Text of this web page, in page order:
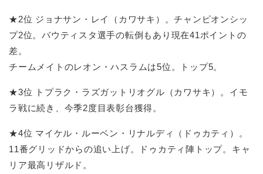
★2位 ジョナサン・レイ（カワサキ）。チャンピオンシッ
プ2位。バウティスタ選手の転倒もあり現在41ポイントの
差。
チームメイトのレオン・ハスラムは5位。トップ5。
★3位 トプラク・ラズガットリオグル（カワサキ）。イモ
ラ戦に続き、今季2度目表彰台獲得。
★4位 マイケル・ルーベン・リナルディ（ドゥカティ）。
11番グリッドからの追い上げ。ドゥカティ陣トップ。キャ
リア最高リザルド。